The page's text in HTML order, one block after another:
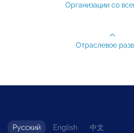
Организации со
Отраслевое
Русский English 中文